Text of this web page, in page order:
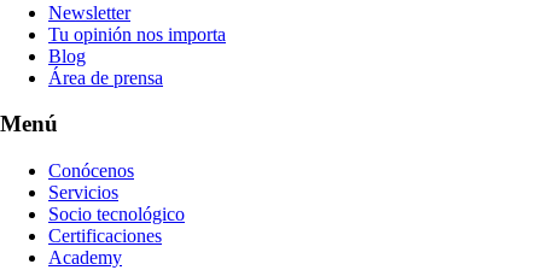
Newsletter
Tu opinión nos importa
Blog
Área de prensa
Menú
Conócenos
Servicios
Socio tecnológico
Certificaciones
Academy